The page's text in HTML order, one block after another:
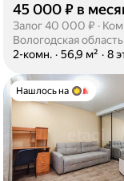
45 000 ₽ в
Залог 40 000 ₽ ·
Вологодская
2-комн. · 56,9 м² · 8
Нашлось на